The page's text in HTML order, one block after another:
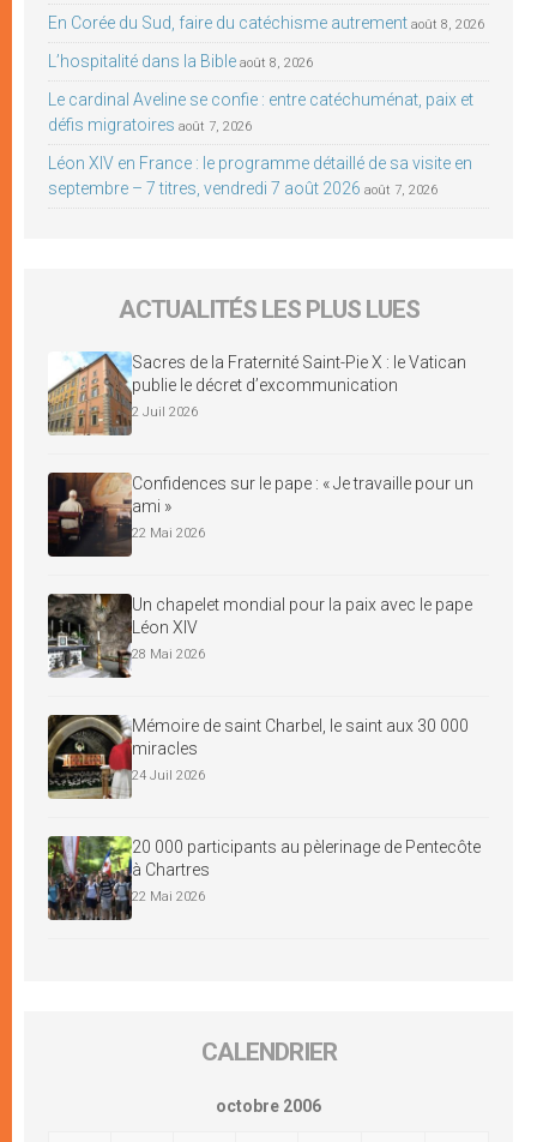
En Corée du Sud, faire du catéchisme autrement août 8, 2026
L’hospitalité dans la Bible août 8, 2026
Le cardinal Aveline se confie : entre catéchuménat, paix et
défis migratoires août 7, 2026
Léon XIV en France : le programme détaillé de sa visite en
septembre – 7 titres, vendredi 7 août 2026 août 7, 2026
ACTUALITÉS LES PLUS LUES
Sacres de la Fraternité Saint-Pie X : le Vatican
publie le décret d’excommunication
2 Juil 2026
Confidences sur le pape : « Je travaille pour un
ami »
22 Mai 2026
Un chapelet mondial pour la paix avec le pape
Léon XIV
28 Mai 2026
Mémoire de saint Charbel, le saint aux 30 000
miracles
24 Juil 2026
20 000 participants au pèlerinage de Pentecôte
à Chartres
22 Mai 2026
CALENDRIER
octobre 2006